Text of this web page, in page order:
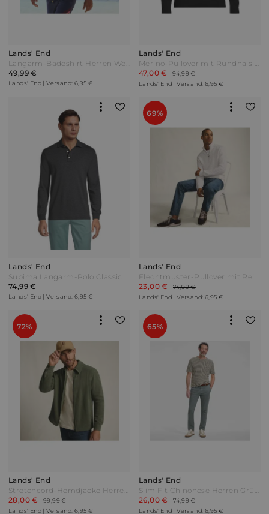
Lands' End
Langarm-Badeshirt Herren Weiß by Lands' End
49,99 €
Lands' End | Versand: 6,95 €
Lands' End
Merino-Pullover mit Rundhals Herren Schwarz by Lands' End
47,00 €
94,99 €
Lands' End | Versand: 6,95 €
Lands' End
Supima Langarm-Polo Classic Fit Herren Schwarz Baumwolle by Lands' End
74,99 €
Lands' End | Versand: 6,95 €
69%
Lands' End
Flechtmuster-Pullover mit Reißverschluss Herren Weiß by Lands' End
23,00 €
74,99 €
Lands' End | Versand: 6,95 €
72%
Lands' End
Stretchcord-Hemdjacke Herren Grün by Lands' End
28,00 €
99,99 €
Lands' End | Versand: 6,95 €
65%
Lands' End
Slim Fit Chinohose Herren Grün by Lands' End
26,00 €
74,99 €
Lands' End | Versand: 6,95 €